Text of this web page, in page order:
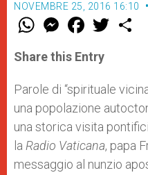
NOVEMBRE 25, 2016 16:10
W
t
s
p
p
M
e
s
e
g
e
F
a
e
b
o
k
w
r
Share this Entry
Parole di “spirituale
una popolazione
una storica visita
la Radio Vaticana, papa
messaggio al nunzio